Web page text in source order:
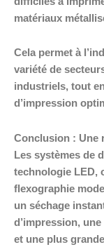
matériaux
Cela permet à
variété de
industriels, tout
d’impression
Conclusion : Une
Les systèmes de
technologie LED,
flexographie
un séchage
d’impression,
et une plus